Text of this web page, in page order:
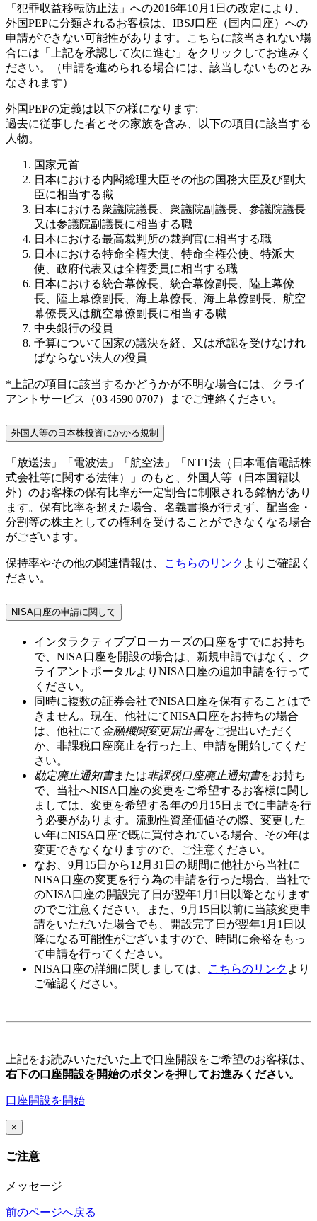
「犯罪収益移転防止法」への2016年10月1日の改定により、
外国PEPに分類されるお客様は、IBSJ口座（国内口座）への
申請ができない可能性があります。こちらに該当されない場
合には「上記を承認して次に進む」をクリックしてお進みく
ださい。（申請を進められる場合には、該当しないものとみ
なされます）
外国PEPの定義は以下の様になります:
過去に従事した者とその家族を含み、以下の項目に該当する
人物。
国家元首
日本における内閣総理大臣その他の国務大臣及び副大
臣に相当する職
日本における衆議院議長、衆議院副議長、参議院議長
又は参議院副議長に相当する職
日本における最高裁判所の裁判官に相当する職
日本における特命全権大使、特命全権公使、特派大
使、政府代表又は全権委員に相当する職
日本における統合幕僚長、統合幕僚副長、陸上幕僚
長、陸上幕僚副長、海上幕僚長、海上幕僚副長、航空
幕僚長又は航空幕僚副長に相当する職
中央銀行の役員
予算について国家の議決を経、又は承認を受けなけれ
ばならない法人の役員
*上記の項目に該当するかどうかが不明な場合には、クライ
アントサービス（03 4590 0707）までご連絡ください。
外国人等の日本株投資にかかる規制
「放送法」「電波法」「航空法」「NTT法（日本電信電話株
式会社等に関する法律）」のもと、外国人等（日本国籍以
外）のお客様の保有比率が一定割合に制限される銘柄があり
ます。保有比率を超えた場合、名義書換が行えず、配当金・
分割等の株主としての権利を受けることができなくなる場合
がございます。
保持率やその他の関連情報は、 こちらのリンク よりご確認く
ださい。
NISA口座の申請に関して
インタラクティブブローカーズの口座をすでにお持ち
で、NISA口座を開設の場合は、新規申請ではなく、ク
ライアントポータルよりNISA口座の追加申請を行って
ください。
同時に複数の証券会社でNISA口座を保有することはで
きません。現在、他社にてNISA口座をお持ちの場合
は、他社にて 金融機関変更届出書をご提出いただく
か、非課税口座廃止を行った上、申請を開始してくだ
さい。
勘定廃止通知書または非課税口座廃止通知書をお持ち
で、当社へNISA口座の変更をご希望するお客様に関し
ましては、変更を希望する年の9月15日 までに申請を行
う必要があります。流動性資産価値その際、変更した
い年にNISA口座で既に買付されている場合、その年は
変更できなくなりますので、ご注意ください。
なお、 9月15日から12月31日 の期間に他社から当社に
NISA口座の変更を行う為の申請を行った場合、当社で
のNISA口座の開設完了日が翌年1月1日 以降となります
のでご注意ください。また、 9月15日以前に当該変更申
請をいただいた場合でも、開設完了日が翌年1月1日以
降になる可能性がございますので、時間に余裕をもっ
て申請を行ってください。
NISA口座の詳細に関しましては、
こちらのリンク より
ご確認ください。
上記をお読みいただいた上で口座開設をご希望のお客様は、
右下の口座開設を開始のボタンを押してお進みください。
口座開設を開始
×
ご注意
メッセージ
前のページへ戻る